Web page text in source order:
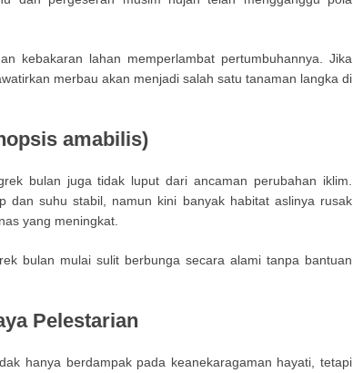
kebakaran lahan memperlambat pertumbuhannya. Jika
merbau akan menjadi salah satu tanaman langka di
amabilis)
bulan juga tidak luput dari ancaman perubahan iklim.
dan suhu stabil, namun kini banyak habitat aslinya rusak
yang meningkat.
bulan mulai sulit berbunga secara alami tanpa bantuan
Pelestarian
hanya berdampak pada keanekaragaman hayati, tetapi